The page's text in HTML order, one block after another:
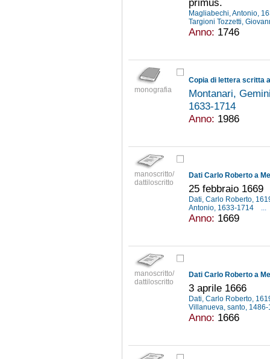
primus.
Magliabechi, Antonio,
Targioni Tozzetti,
Anno: 1746
monografia
Montanari,
1633-1714
Anno: 1986
manoscritto/
dattiloscritto
Dati Carlo Roberto a
25 febbraio 1669
Dati, Carlo Roberto,
Antonio, 1633-1714
...
Anno: 1669
manoscritto/
dattiloscritto
Dati Carlo Roberto a
3 aprile 1666
Dati, Carlo Roberto,
Villanueva, santo,
Anno: 1666